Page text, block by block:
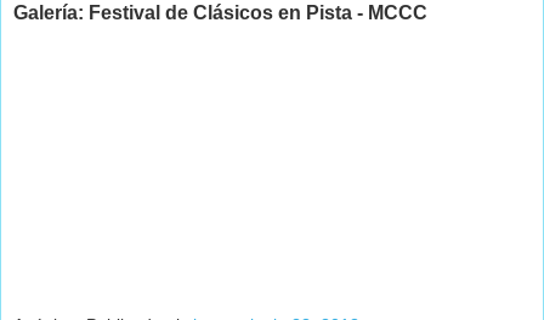
Galería: Festival de Clásicos en Pista - MCCC